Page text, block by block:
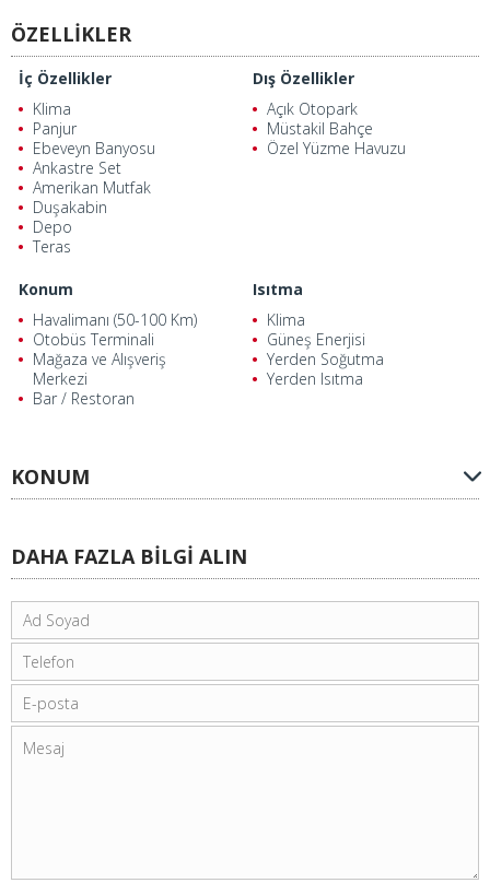
ÖZELLİKLER
İç Özellikler
Klima
Panjur
Ebeveyn Banyosu
Ankastre Set
Amerikan Mutfak
Duşakabin
Depo
Teras
Dış Özellikler
Açık Otopark
Müstakil Bahçe
Özel Yüzme Havuzu
Konum
Havalimanı (50-100 Km)
Otobüs Terminali
Mağaza ve Alışveriş
Merkezi
Bar / Restoran
Isıtma
Klima
Güneş Enerjisi
Yerden Soğutma
Yerden Isıtma
KONUM
DAHA FAZLA BİLGİ ALIN